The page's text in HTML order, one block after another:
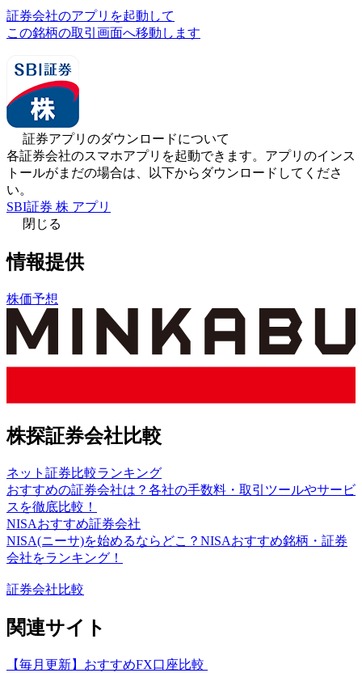
証券会社のアプリを起動して
この銘柄の取引画面へ移動します
証券アプリのダウンロードについて
各証券会社のスマホアプリを起動できます。アプリのインス
トールがまだの場合は、以下からダウンロードしてくださ
い。
SBI証券 株 アプリ
閉じる
情報提供
株価予想
株探証券会社比較
ネット証券比較ランキング
おすすめの証券会社は？各社の手数料・取引ツールやサービ
スを徹底比較！
NISAおすすめ証券会社
NISA(ニーサ)を始めるならどこ？NISAおすすめ銘柄・証券
会社をランキング！
証券会社比較
関連サイト
【毎月更新】おすすめFX口座比較